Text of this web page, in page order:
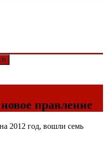
правление
2012 год, вошли семь